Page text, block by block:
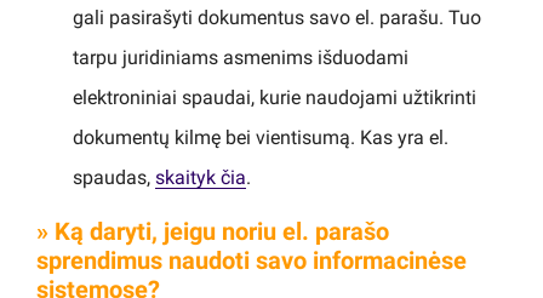
gali pasirašyti dokumentus savo el. parašu. Tuo
tarpu juridiniams asmenims išduodami
elektroniniai spaudai, kurie naudojami užtikrinti
dokumentų kilmę bei vientisumą. Kas yra el.
spaudas, skaityk čia.
» Ką daryti, jeigu noriu el. parašo
sprendimus naudoti savo informacinėse
sistemose?